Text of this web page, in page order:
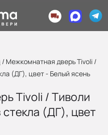
/ Межкомнатная дверь Tivoli /
(ДГ), цвет - Белый ясень
Tivoli / Тиволи
(ДГ), цвет